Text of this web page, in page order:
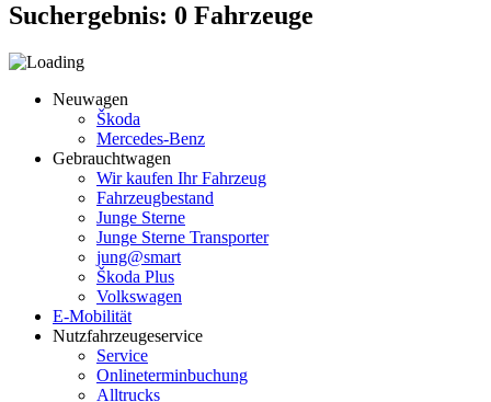
Suchergebnis: 0 Fahrzeuge
Neuwagen
Škoda
Mercedes-Benz
Gebrauchtwagen
Wir kaufen Ihr Fahrzeug
Fahrzeugbestand
Junge Sterne
Junge Sterne Transporter
jung@smart
Škoda Plus
Volkswagen
E-Mobilität
Nutzfahrzeugeservice
Service
Onlineterminbuchung
Alltrucks